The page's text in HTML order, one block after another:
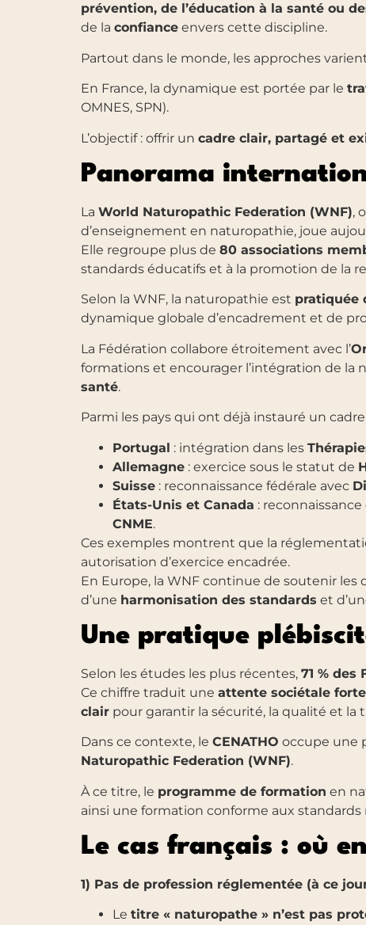
prévention, de l’éducation à la santé ou
de la confiance envers cette discipline.
Partout dans le monde, les approches
En France, la dynamique est portée par le
OMNES, SPN).
L’objectif : offrir un cadre clair, partagé et
Panorama
La World Naturopathic Federation (WNF),
d’enseignement en naturopathie, joue
Elle regroupe plus de 80 associations
standards éducatifs et à la promotion de la
Selon la WNF, la naturopathie est pratiquée
dynamique globale d’encadrement et de
La Fédération collabore étroitement avec l’
formations et encourager l’intégration de la
santé.
Parmi les pays qui ont déjà instauré un
Portugal : intégration dans les
Allemagne : exercice sous le statut de
Suisse : reconnaissance fédérale avec
États-Unis et Canada :
CNME.
Ces exemples montrent que la
autorisation d’exercice encadrée.
En Europe, la WNF continue de soutenir
d’une harmonisation des standards et
Une pratique
Selon les études les plus récentes, 71 %
Ce chiffre traduit une attente sociétale forte
clair pour garantir la sécurité, la qualité et la
Dans ce contexte, le CENATHO occupe une
Naturopathic Federation (WNF).
À ce titre, le programme de formation en
ainsi une formation conforme aux
Le cas français : où
1) Pas de profession réglementée (à ce
Le titre « naturopathe » n’est pas